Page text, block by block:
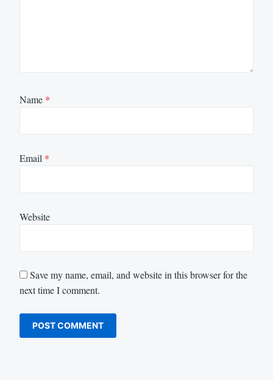
Name *
Email *
Website
Save my name, email, and website in this browser for the
next time I comment.